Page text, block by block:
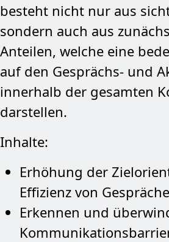
besteht nicht nur aus
sondern auch aus
Anteilen, welche eine
auf den Gesprächs- und
innerhalb der gesamten
darstellen.
Inhalte:
Erhöhung der
Effizienz von
Erkennen und